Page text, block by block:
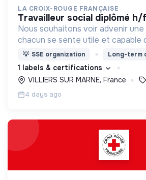
LA CROIX-ROUGE FRANÇAISE
travailleur social diplômé
Nous souhaitons voir advenir
chacun se sente utile et capable
nous proposons des moyens et
d’engagement innovants et
💡 SSE organization Long-term
1 labels & certifications
VILLIERS SUR MARNE, France
4 days ago